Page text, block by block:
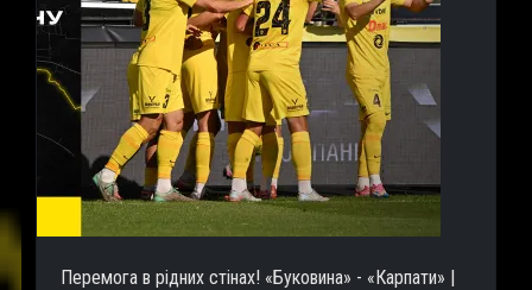
Перемога в рідних стінах! «Буковина» - «Карпати» |